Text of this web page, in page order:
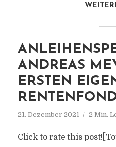
ANDREAS
ERSTEN
21. Dezember 2021 2 Min.
Click to rate this